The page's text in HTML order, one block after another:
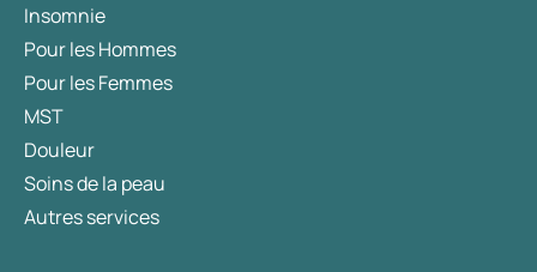
Insomnie
Pour les Hommes
Pour les Femmes
MST
Douleur
Soins de la peau
Autres services